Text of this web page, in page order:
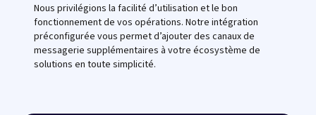
Nous privilégions la facilité d’utilisation et le bon
fonctionnement de vos opérations. Notre intégration
préconfigurée vous permet d’ajouter des canaux de
messagerie supplémentaires à votre écosystème de
solutions en toute simplicité.